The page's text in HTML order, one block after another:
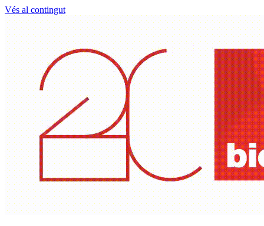
Vés al contingut